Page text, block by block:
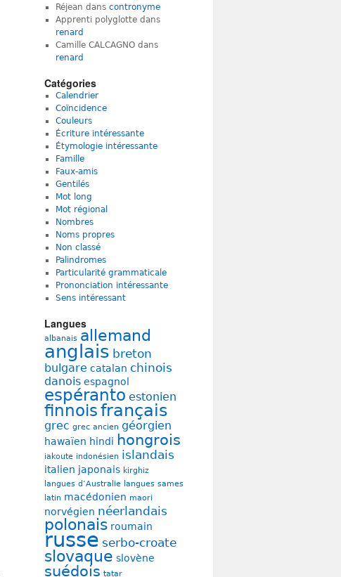
Réjean dans contronyme
Apprenti polyglottedans
renard
Camille CALCAGNOdans
renard
Catégories
Calendrier
Coïncidence
Couleurs
Écriture intéressante
Étymologie intéressante
Famille
Faux-amis
Gentilés
Mot long
Mot régional
Nombres
Noms propres
Non classé
Palindromes
Particularité grammaticale
Prononciation intéressante
Sens intéressant
Langues
albanais allemand
anglais breton
bulgare catalan chinois
danois espagnol
espéranto estonien
finnoisfrançais
grec grec ancien géorgien
hawaïen hindi hongrois
iakoute indonésien islandais
italien japonais kirghiz
langues d’Australie langues sames
latin macédonien maori
norvégien néerlandais
polonais roumain
russe serbo-croate
slovaque slovène
suédois tatar